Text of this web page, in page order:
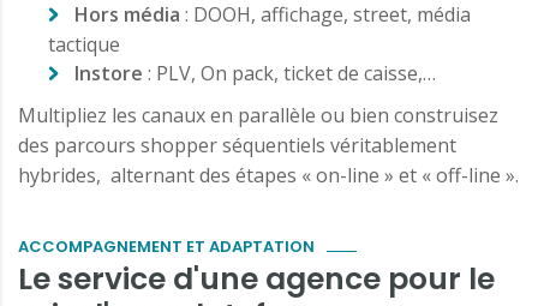
Hors média : DOOH, affichage, street, média
tactique
Instore : PLV, On pack, ticket de caisse,…
Multipliez les canaux en parallèle ou bien construisez
des parcours shopper séquentiels véritablement
hybrides, alternant des étapes « on-line » et « off-line ».
ACCOMPAGNEMENT ET ADAPTATION
Le service d'une agence pour le